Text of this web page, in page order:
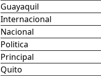
Guayaquil
Internacional
Nacional
Politica
Principal
Quito